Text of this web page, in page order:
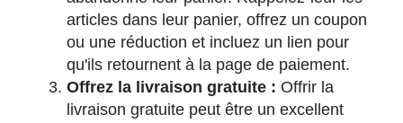
articles dans leur panier, offrez un coupon
ou une réduction et incluez un lien pour
qu'ils retournent à la page de paiement.
Offrez la livraison gratuite : Offrir la
livraison gratuite peut être un excellent